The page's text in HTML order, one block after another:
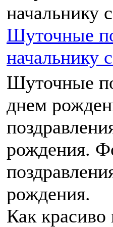
Шуточные
начальнику
Шуточные
днем
рождения.
рождения.
Как красиво